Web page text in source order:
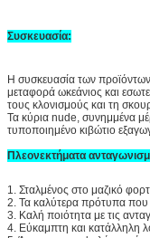
Συσκευασία:
Η συσκευασία των
μεταφορά ωκεάνιος και
τους κλονισμούς και τη
Τα κύρια nude, συνημμένα
τυποποιημένο κιβώτιο
Πλεονεκτήματα
1. Σταλμένος στο μαζικό
2. Τα καλύτερα πρότυπα που
3. Καλή ποιότητα με τις
4. Εύκαμπτη και κατάλληλη